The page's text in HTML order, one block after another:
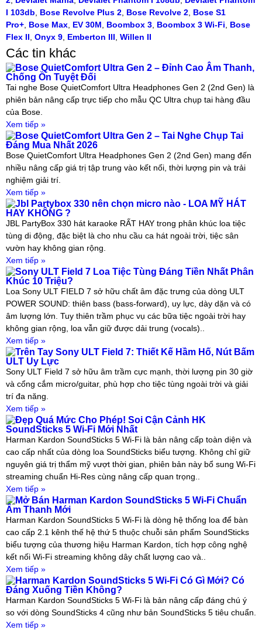
I 103db
Bose Revolve Plus 2 Bose Revolve 2 Bose S1
Pro+ Bose Max EV 30M Boombox 3 Boombox 3 Wi-Fi
Bose
Flex II Onyx 9 Emberton III Willen II
Các tin khác
Bose QuietComfort Ultra Gen 2 – Đỉnh Cao Âm Thanh,
Chống Ồn Tuyệt Đối
Tai nghe Bose QuietComfort Ultra Headphones Gen 2 (2nd Gen) là
phiên bản nâng cấp trực tiếp cho mẫu QC Ultra chụp tai hàng đầu
của Bose.
Xem tiếp »
Bose QuietComfort Ultra Gen 2 – Tai Nghe Chụp Tai
Đáng Mua Nhất 2026
Bose QuietComfort Ultra Headphones Gen 2 (2nd Gen) mang đến
nhiều nâng cấp giá trị tập trung vào kết nối, thời lượng pin và trải
nghiệm giải trí.
Xem tiếp »
Jbl Partybox 330 nên chọn micro nào - LOA MỸ HÁT
HAY KHÔNG ?
JBL PartyBox 330 hát karaoke RẤT HAY trong phân khúc loa tiệc
tùng di động, đặc biệt là cho nhu cầu ca hát ngoài trời, tiệc sân
vườn hay không gian rộng.
Xem tiếp »
Sony ULT Field 7 Loa Tiệc Tùng Đáng Tiền Nhất Phân
Khúc 10 Triệu?
Loa Sony ULT FIELD 7 sở hữu chất âm đặc trưng của dòng ULT
POWER SOUND: thiên bass (bass-forward), uy lực, dày dặn và có
âm lượng lớn. Tuy thiên trầm phục vụ các bữa tiệc ngoài trời hay
không gian rộng, loa vẫn giữ được dải trung (vocals)..
Xem tiếp »
Trên Tay Sony ULT Field 7: Thiết Kế Hầm Hố, Nút Bấm
ULT Uy Lực
Sony ULT Field 7 sở hữu âm trầm cực mạnh, thời lượng pin 30 giờ
và cổng cắm micro/guitar, phù hợp cho tiệc tùng ngoài trời và giải
trí đa năng.
Xem tiếp »
Đẹp Quá Mức Cho Phép! Soi Cận Cảnh HK
SoundSticks 5 Wi-Fi Mới Nhất
Harman Kardon SoundSticks 5 Wi-Fi là bản nâng cấp toàn diện và
cao cấp nhất của dòng loa SoundSticks biểu tượng. Không chỉ giữ
nguyên giá trị thẩm mỹ vượt thời gian, phiên bản này bổ sung Wi-Fi
streaming chuẩn Hi-Res cùng nâng cấp quan trọng..
Xem tiếp »
Mở Bán Harman Kardon SoundSticks 5 Wi-Fi Chuẩn
Âm Thanh Mới
Harman Kardon SoundSticks 5 Wi-Fi là dòng hệ thống loa để bàn
cao cấp 2.1 kênh thế hệ thứ 5 thuộc chuỗi sản phẩm SoundSticks
biểu tượng của thương hiệu Harman Kardon, tích hợp công nghệ
kết nối Wi-Fi streaming không dây chất lượng cao và..
Xem tiếp »
Harman Kardon SoundSticks 5 Wi-Fi Có Gì Mới? Có
Đáng Xuống Tiền Không?
Harman Kardon SoundSticks 5 Wi-Fi là bản nâng cấp đáng chú ý
so với dòng SoundSticks 4 cũng như bản SoundSticks 5 tiêu chuẩn.
Xem tiếp »